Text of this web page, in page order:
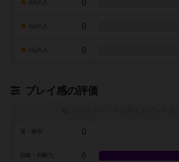
0
0
0
プレイ感の評価
0
戦略・判断力 6